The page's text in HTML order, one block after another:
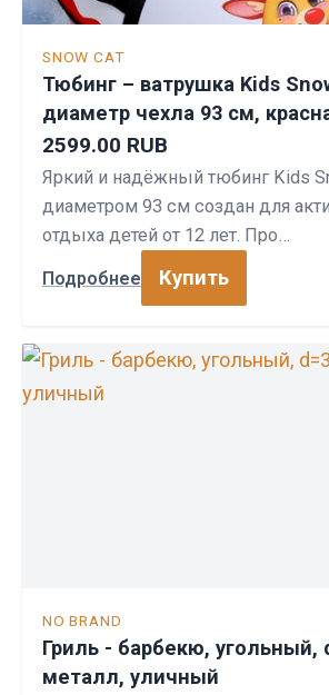
SNOW CAT
Тюбинг – ватрушка Kids
диаметр чехла 93 см,
2599.00 RUB
Яркий и надёжный тюбинг Kids
диаметром 93 см создан для
отдыха детей от 12 лет. Про…
Подробнее Купить
NO BRAND
Гриль - барбекю, угольный,
металл, уличный